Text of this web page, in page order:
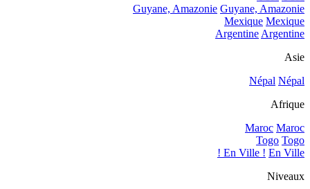
Guyane, Amazonie Guyane, Amazonie
Mexique Mexique
ArgentineArgentine
Asie
Népal Népal
Afrique
Maroc Maroc
Togo Togo
En Ville ! En Ville !
Niveaux